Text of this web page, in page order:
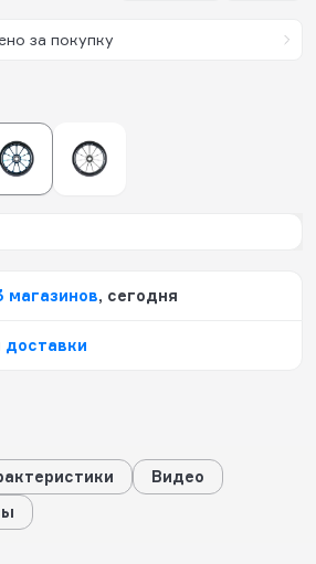
за покупку
магазинов, сегодня
доставки
Видео